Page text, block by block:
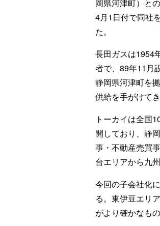
岡県河津町）と
4月1日付で同社
た。
長田ガスは1954
者で、89年11月
静岡県河津町を
供給を手がけてき
トーカイは全国
開しており、静
事・不動産売買
台エリアから九
今回の子会社化
る。東伊豆エリ
がより確かなも